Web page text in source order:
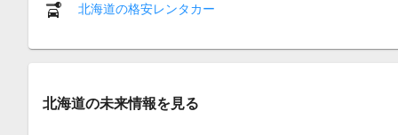
北海道の格安レンタカー
北海道の未来情報を見る